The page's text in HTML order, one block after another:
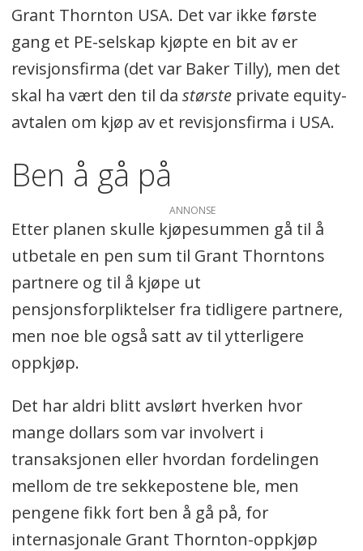
Grant Thornton USA. Det var ikke første
gang et PE-selskap kjøpte en bit av er
revisjonsfirma (det var Baker Tilly), men det
skal ha vært den til da størsteprivate equity-
avtalen om kjøp av et revisjonsfirma i USA.
Ben å gå på
ANNONSE
Etter planen skulle kjøpesummen gå til å
utbetale en pen sum til Grant Thorntons
partnere og til å kjøpe ut
pensjonsforpliktelser fra tidligere partnere,
men noe ble også satt av til ytterligere
oppkjøp.
Det har aldri blitt avslørt hverken hvor
mange dollars som var involvert i
transaksjonen eller hvordan fordelingen
mellom de tre sekkepostene ble, men
pengene fikk fort ben å gå på, for
internasjonale Grant Thornton-oppkjøp